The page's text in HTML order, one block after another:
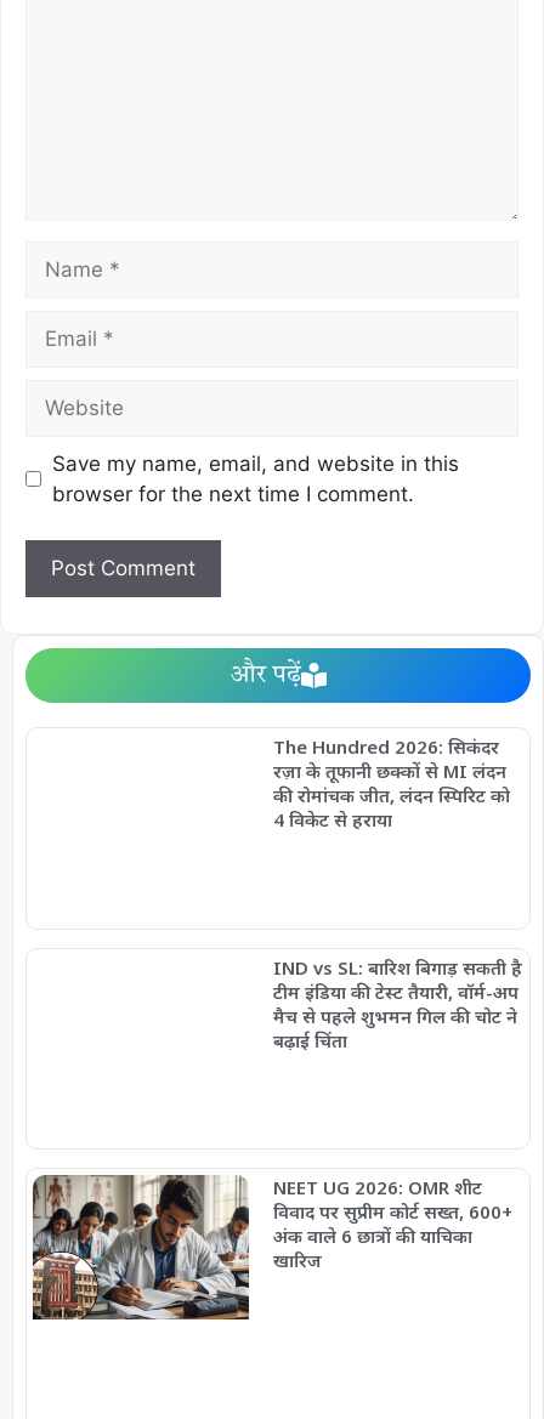
Save my name, email, and website in this
browser for the next time I comment.
और पढ़ें
The Hundred 2026: सिकंदर
रज़ा के तूफानी छक्कों से MI लंदन
की रोमांचक जीत, लंदन स्पिरिट को
4 विकेट से हराया
IND vs SL: बारिश बिगाड़ सकती है
टीम इंडिया की टेस्ट तैयारी, वॉर्म-अप
मैच से पहले शुभमन गिल की चोट ने
बढ़ाई चिंता
NEET UG 2026: OMR शीट
विवाद पर सुप्रीम कोर्ट सख्त, 600+
अंक वाले 6 छात्रों की याचिका
खारिज